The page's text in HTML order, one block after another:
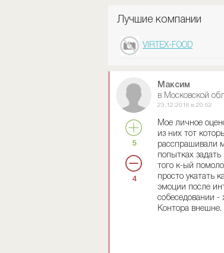
Лучшие компании
VIRTEX-FOOD
5
4
Максим
в Московской
23.12.2016 в 20:52
Мое личное
из них тот
расспрашивали
попытках
того к-ый
просто укатать
эмоции после
собеседовании -
Контора внешне.